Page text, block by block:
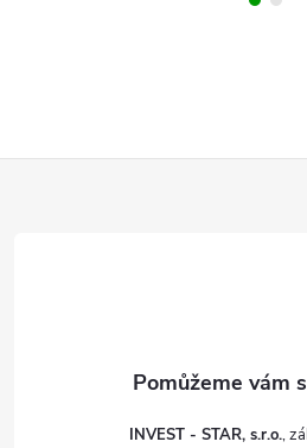
INVEST - STAR, s.r.o.